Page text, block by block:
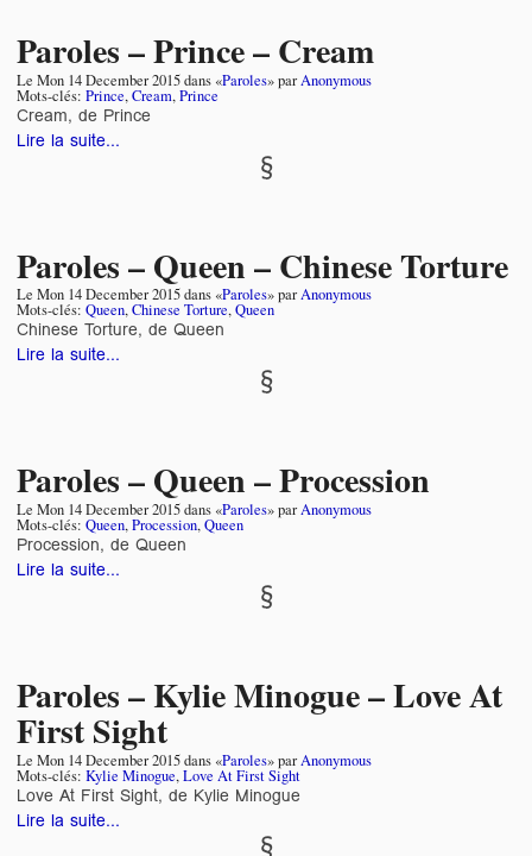
Paroles – Prince – Cream
Le Mon 14 December 2015dans «Paroles» parAnonymous
Mots-clés: Prince,Cream,Prince
Cream, de Prince
Lire la suite...
Paroles – Queen – Chinese Torture
Le Mon 14 December 2015dans «Paroles» parAnonymous
Mots-clés: Queen,Chinese Torture,Queen
Chinese Torture, de Queen
Lire la suite...
Paroles – Queen – Procession
Le Mon 14 December 2015dans «Paroles» parAnonymous
Mots-clés: Queen,Procession,Queen
Procession, de Queen
Lire la suite...
Paroles – Kylie Minogue – Love At
First Sight
Le Mon 14 December 2015dans «Paroles» parAnonymous
Mots-clés: Kylie Minogue,Love At First Sight
Love At First Sight, de Kylie Minogue
Lire la suite...